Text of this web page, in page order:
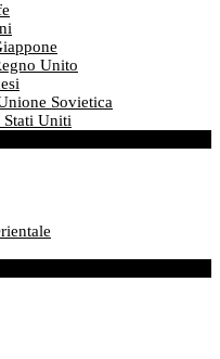
Unito
Sovietica
Stati Uniti